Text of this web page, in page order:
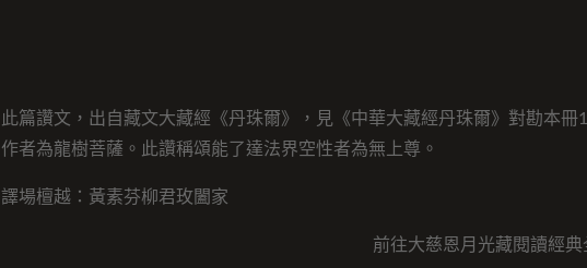
此篇讚文，出自藏文大藏經《丹珠爾》，見《中華大藏經丹珠爾》對勘本冊
作者為龍樹菩薩。此讚稱頌能了達法界空性者為無上尊。
譯場檀越：黃素芬柳君玫闔家
前往大慈恩月光藏閱讀經典